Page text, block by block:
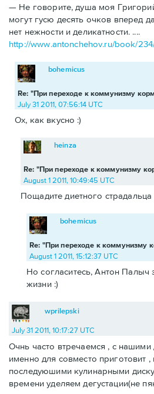
— Не говорите, душа моя
могут гусю десять очков вперед
нет нежности и деликатности. ....
http://www.antonchehov.ru/book/
Re: "При переходе к коммунизму
bohemicus
July 31 2011, 07:56:14 UTC
Ох, как вкусно :)
Re: "При переходе к коммунизму
heinza
August 1 2011, 10:49:45 UTC
Пощадите диетного страдальца
Re: "При переходе к коммунизму
bohemicus
August 1 2011, 15:12:37 UTC
Но согласитесь, Антон Палыч
жизни :)
wprilepski
July 31 2011, 10:17:27 UTC
Очнь часто втречаемся , с нашими
именно для совместо приготовит
последуюшими кулинарными
времени уделяем дегустации(не